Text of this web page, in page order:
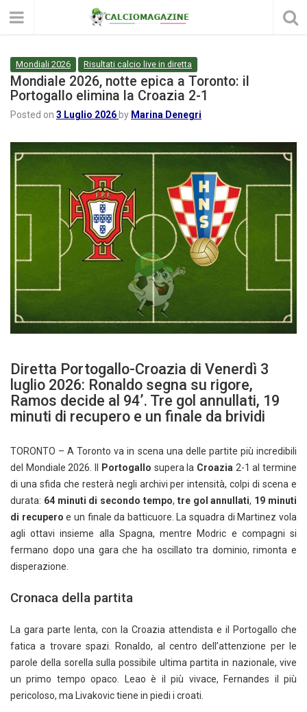
Mondiali 2026 Risultati calcio live in diretta
Mondiale 2026, notte epica a Toronto: il
Portogallo elimina la Croazia 2-1
Posted on 3 Luglio 2026 by Marina Denegri
Diretta Portogallo-Croazia di Venerdì 3
luglio 2026: Ronaldo segna su rigore,
Ramos decide al 94’. Tre gol annullati, 19
minuti di recupero e un finale da brividi
TORONTO – A Toronto va in scena una delle partite più incredibili
del Mondiale 2026. Il
Portogallo supera la Croazia 2-1 al termine
di una sfida che resterà negli archivi per intensità, colpi di scena e
durata: 64 minuti di secondo tempo, tre gol annullati, 19 minuti
di recupero e un finale da batticuore. La squadra di Martinez vola
agli ottavi insieme alla Spagna, mentre Modric e compagni si
fermano dopo una gara che ha oscillato tra dominio, rimonta e
disperazione.
Cronaca della partita
La gara parte lenta, con la Croazia attendista e il Portogallo che
fatica a trovare spazi. Ronaldo, al centro dell’attenzione per le
parole della sorella sulla possibile ultima partita in nazionale, vive
un primo tempo opaco. Leao è il più vivace, Fernandes il più
pericoloso, ma Livakovic tiene in piedi i croati.